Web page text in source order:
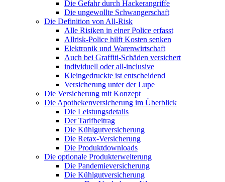
Die Gefahr durch Hackerangriffe
Die ungewollte Schwangerschaft
Die Definition von All-Risk
Alle Risiken in einer Police erfasst
Allrisk-Police hilft Kosten senken
Elektronik und Warenwirtschaft
Auch bei Graffiti-Schäden versichert
individuell oder all-inclusive
Kleingedruckte ist entscheidend
Versicherung unter der Lupe
Die Versicherung mit Konzept
Die Apothekenversicherung im Überblick
Die Leistungsdetails
Der Tarifbeitrag
Die Kühlgutversicherung
Die Retax-Versicherung
Die Produktdownloads
Die optionale Produkterweiterung
Die Pandemieversicherung
Die Kühlgutversicherung